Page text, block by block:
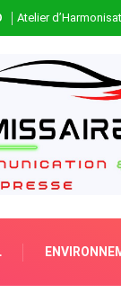
Atelier